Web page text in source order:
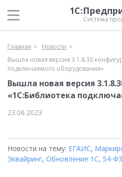
Система
Главная
Новости
Вышла новая версия 3.1.8.30
подключаемого оборудования»
Вышла новая версия
«1С:Библиотека
23.06.2023
Новости на тему: ЕГАИС,
Эквайринг, Обновление 1С, 54-ФЗ